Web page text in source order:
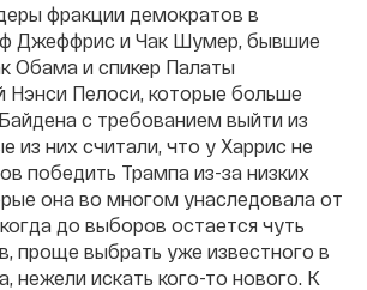
фракции демократов в
Джеффрис и Чак Шумер, бывшие
Обама и спикер Палаты
Нэнси Пелоси, которые больше
с требованием выйти из
из них считали, что у Харрис не
победить Трампа из-за низких
она во многом унаследовала от
до выборов остается чуть
проще выбрать уже известного в
нежели искать кого-то нового. К